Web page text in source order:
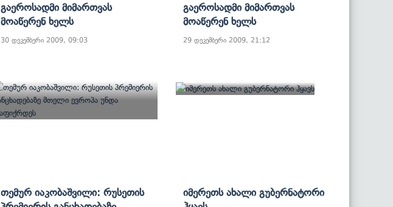
Გაეროსადმი Მიმართვას
Მოაწერენ Ხელს
30 დეკემბერი 2009, 09:03
Გაეროსადმი Მიმართვას
Მოაწერენ Ხელს
29 დეკემბერი 2009, 21:12
Თემურ Იაკობაშვილი: Რუსეთის
Იმერეთს Ახალი Გუბერნატორი